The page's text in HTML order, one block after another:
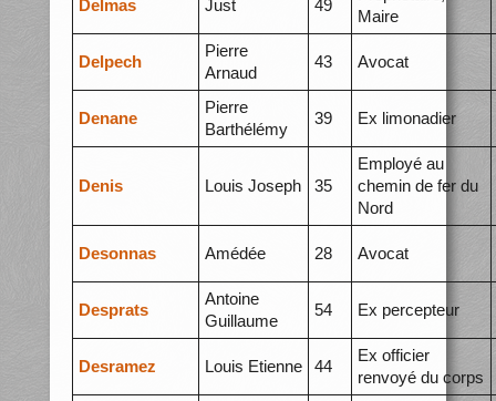
Delmas Just 49
Maire
Delpech
Pierre
Arnaud
43 Avocat
Denane
Pierre
Barthélémy
39 Ex limonadier
Denis Louis Joseph 35
Employé au
chemin de fer du
Nord
Desonnas Amédée 28 Avocat
Desprats
Antoine
Guillaume
54 Ex percepteur
Desramez Louis Etienne 44
Ex officier
renvoyé du corps